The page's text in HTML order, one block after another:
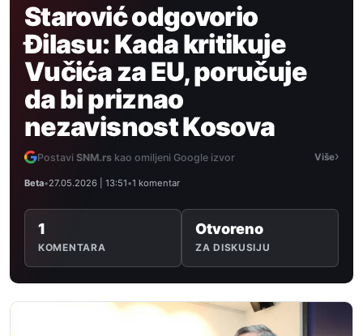
Starović odgovorio
Đilasu: Kada kritikuje
Vučića za EU, poručuje
da bi priznao
nezavisnost Kosova
Postavi SNM.rs kao omiljeni Google izvor Više›
Beta•27.05.2026 | 13:51•1 komentar
1
KOMENTARA
Otvoreno
ZA DISKUSIJU